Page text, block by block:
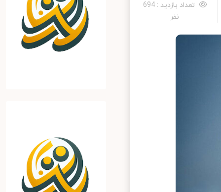
تعداد بازدید : 694
نفر